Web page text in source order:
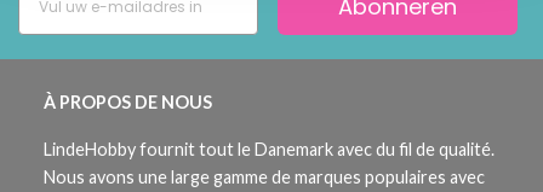
Abonneren
À PROPOS DE NOUS
LindeHobby fournit tout le Danemark avec du fil de qualité.
Nous avons une large gamme de marques populaires avec